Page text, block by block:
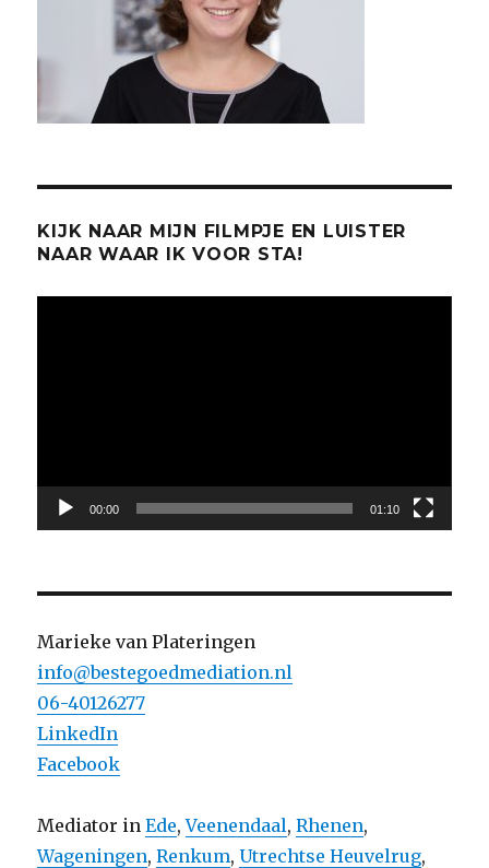
KIJK NAAR MIJN FILMPJE EN LUISTER
NAAR WAAR IK VOOR STA!
00:00 01:10
Marieke van Plateringen
info@bestegoedmediation.nl
06-40126277
LinkedIn
Facebook
Mediator inEde,Veenendaal,Rhenen,
Wageningen,Renkum,Utrechtse Heuvelrug,